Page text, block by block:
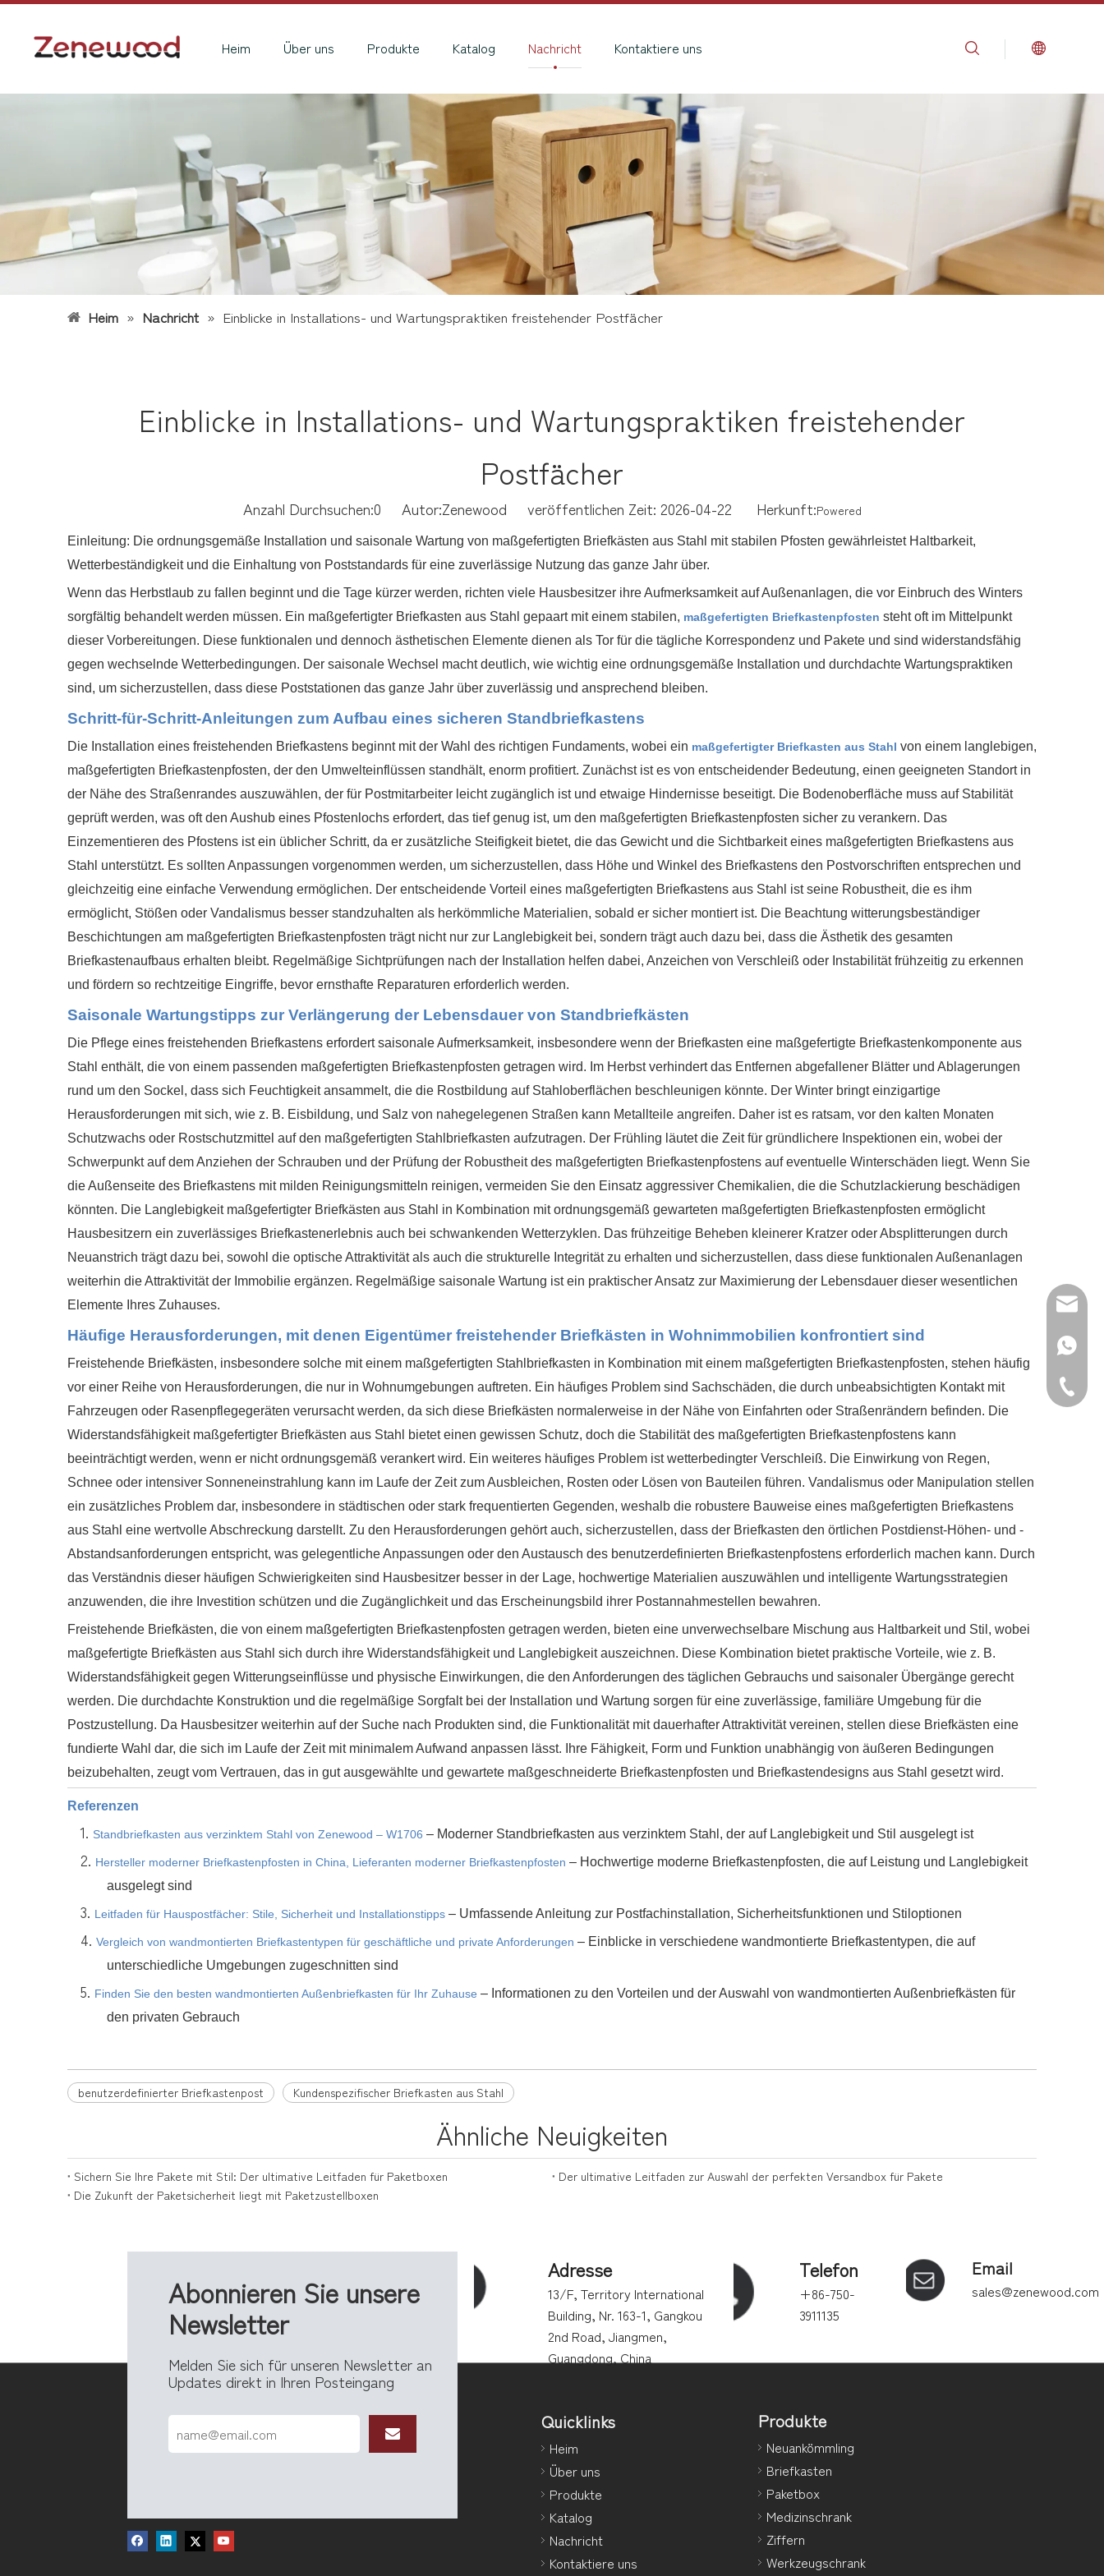
Heim Über uns Produkte Katalog Nachricht Kontaktiere uns
Heim » Nachricht » Einblicke in Installations- und Wartungspraktiken freistehender Postfächer
Einblicke in Installations- und Wartungspraktiken freistehender
Postfächer
Anzahl Durchsuchen:0 Autor:Zenewood veröffentlichen Zeit: 2026-04-22 Herkunft:Powered
Einleitung: Die ordnungsgemäße Installation und saisonale Wartung von maßgefertigten Briefkästen aus Stahl mit stabilen Pfosten gewährleistet Haltbarkeit,
Wetterbeständigkeit und die Einhaltung von Poststandards für eine zuverlässige Nutzung das ganze Jahr über.
Wenn das Herbstlaub zu fallen beginnt und die Tage kürzer werden, richten viele Hausbesitzer ihre Aufmerksamkeit auf Außenanlagen, die vor Einbruch des Winters
sorgfältig behandelt werden müssen. Ein maßgefertigter Briefkasten aus Stahl gepaart mit einem stabilen, maßgefertigten Briefkastenpfosten steht oft im Mittelpunkt
dieser Vorbereitungen. Diese funktionalen und dennoch ästhetischen Elemente dienen als Tor für die tägliche Korrespondenz und Pakete und sind widerstandsfähig
gegen wechselnde Wetterbedingungen. Der saisonale Wechsel macht deutlich, wie wichtig eine ordnungsgemäße Installation und durchdachte Wartungspraktiken
sind, um sicherzustellen, dass diese Poststationen das ganze Jahr über zuverlässig und ansprechend bleiben.
Schritt-für-Schritt-Anleitungen zum Aufbau eines sicheren Standbriefkastens
Die Installation eines freistehenden Briefkastens beginnt mit der Wahl des richtigen Fundaments, wobei ein maßgefertigter Briefkasten aus Stahl von einem langlebigen,
maßgefertigten Briefkastenpfosten, der den Umwelteinflüssen standhält, enorm profitiert. Zunächst ist es von entscheidender Bedeutung, einen geeigneten Standort in
der Nähe des Straßenrandes auszuwählen, der für Postmitarbeiter leicht zugänglich ist und etwaige Hindernisse beseitigt. Die Bodenoberfläche muss auf Stabilität
geprüft werden, was oft den Aushub eines Pfostenlochs erfordert, das tief genug ist, um den maßgefertigten Briefkastenpfosten sicher zu verankern. Das
Einzementieren des Pfostens ist ein üblicher Schritt, da er zusätzliche Steifigkeit bietet, die das Gewicht und die Sichtbarkeit eines maßgefertigten Briefkastens aus
Stahl unterstützt. Es sollten Anpassungen vorgenommen werden, um sicherzustellen, dass Höhe und Winkel des Briefkastens den Postvorschriften entsprechen und
gleichzeitig eine einfache Verwendung ermöglichen. Der entscheidende Vorteil eines maßgefertigten Briefkastens aus Stahl ist seine Robustheit, die es ihm
ermöglicht, Stößen oder Vandalismus besser standzuhalten als herkömmliche Materialien, sobald er sicher montiert ist. Die Beachtung witterungsbeständiger
Beschichtungen am maßgefertigten Briefkastenpfosten trägt nicht nur zur Langlebigkeit bei, sondern trägt auch dazu bei, dass die Ästhetik des gesamten
Briefkastenaufbaus erhalten bleibt. Regelmäßige Sichtprüfungen nach der Installation helfen dabei, Anzeichen von Verschleiß oder Instabilität frühzeitig zu erkennen
und fördern so rechtzeitige Eingriffe, bevor ernsthafte Reparaturen erforderlich werden.
Saisonale Wartungstipps zur Verlängerung der Lebensdauer von Standbriefkästen
Die Pflege eines freistehenden Briefkastens erfordert saisonale Aufmerksamkeit, insbesondere wenn der Briefkasten eine maßgefertigte Briefkastenkomponente aus
Stahl enthält, die von einem passenden maßgefertigten Briefkastenpfosten getragen wird. Im Herbst verhindert das Entfernen abgefallener Blätter und Ablagerungen
rund um den Sockel, dass sich Feuchtigkeit ansammelt, die die Rostbildung auf Stahloberflächen beschleunigen könnte. Der Winter bringt einzigartige
Herausforderungen mit sich, wie z. B. Eisbildung, und Salz von nahegelegenen Straßen kann Metallteile angreifen. Daher ist es ratsam, vor den kalten Monaten
Schutzwachs oder Rostschutzmittel auf den maßgefertigten Stahlbriefkasten aufzutragen. Der Frühling läutet die Zeit für gründlichere Inspektionen ein, wobei der
Schwerpunkt auf dem Anziehen der Schrauben und der Prüfung der Robustheit des maßgefertigten Briefkastenpfostens auf eventuelle Winterschäden liegt. Wenn Sie
die Außenseite des Briefkastens mit milden Reinigungsmitteln reinigen, vermeiden Sie den Einsatz aggressiver Chemikalien, die die Schutzlackierung beschädigen
könnten. Die Langlebigkeit maßgefertigter Briefkästen aus Stahl in Kombination mit ordnungsgemäß gewarteten maßgefertigten Briefkastenpfosten ermöglicht
Hausbesitzern ein zuverlässiges Briefkastenerlebnis auch bei schwankenden Wetterzyklen. Das frühzeitige Beheben kleinerer Kratzer oder Absplitterungen durch
Neuanstrich trägt dazu bei, sowohl die optische Attraktivität als auch die strukturelle Integrität zu erhalten und sicherzustellen, dass diese funktionalen Außenanlagen
weiterhin die Attraktivität der Immobilie ergänzen. Regelmäßige saisonale Wartung ist ein praktischer Ansatz zur Maximierung der Lebensdauer dieser wesentlichen
Elemente Ihres Zuhauses.
Häufige Herausforderungen, mit denen Eigentümer freistehender Briefkästen in Wohnimmobilien konfrontiert sind
Freistehende Briefkästen, insbesondere solche mit einem maßgefertigten Stahlbriefkasten in Kombination mit einem maßgefertigten Briefkastenpfosten, stehen häufig
vor einer Reihe von Herausforderungen, die nur in Wohnumgebungen auftreten. Ein häufiges Problem sind Sachschäden, die durch unbeabsichtigten Kontakt mit
Fahrzeugen oder Rasenpflegegeräten verursacht werden, da sich diese Briefkästen normalerweise in der Nähe von Einfahrten oder Straßenrändern befinden. Die
Widerstandsfähigkeit maßgefertigter Briefkästen aus Stahl bietet einen gewissen Schutz, doch die Stabilität des maßgefertigten Briefkastenpfostens kann
beeinträchtigt werden, wenn er nicht ordnungsgemäß verankert wird. Ein weiteres häufiges Problem ist wetterbedingter Verschleiß. Die Einwirkung von Regen,
Schnee oder intensiver Sonneneinstrahlung kann im Laufe der Zeit zum Ausbleichen, Rosten oder Lösen von Bauteilen führen. Vandalismus oder Manipulation stellen
ein zusätzliches Problem dar, insbesondere in städtischen oder stark frequentierten Gegenden, weshalb die robustere Bauweise eines maßgefertigten Briefkastens
aus Stahl eine wertvolle Abschreckung darstellt. Zu den Herausforderungen gehört auch, sicherzustellen, dass der Briefkasten den örtlichen Postdienst-Höhen- und -
Abstandsanforderungen entspricht, was gelegentliche Anpassungen oder den Austausch des benutzerdefinierten Briefkastenpfostens erforderlich machen kann. Durch
das Verständnis dieser häufigen Schwierigkeiten sind Hausbesitzer besser in der Lage, hochwertige Materialien auszuwählen und intelligente Wartungsstrategien
anzuwenden, die ihre Investition schützen und die Zugänglichkeit und das Erscheinungsbild ihrer Postannahmestellen bewahren.
Freistehende Briefkästen, die von einem maßgefertigten Briefkastenpfosten getragen werden, bieten eine unverwechselbare Mischung aus Haltbarkeit und Stil, wobei
maßgefertigte Briefkästen aus Stahl sich durch ihre Widerstandsfähigkeit und Langlebigkeit auszeichnen. Diese Kombination bietet praktische Vorteile, wie z. B.
Widerstandsfähigkeit gegen Witterungseinflüsse und physische Einwirkungen, die den Anforderungen des täglichen Gebrauchs und saisonaler Übergänge gerecht
werden. Die durchdachte Konstruktion und die regelmäßige Sorgfalt bei der Installation und Wartung sorgen für eine zuverlässige, familiäre Umgebung für die
Postzustellung. Da Hausbesitzer weiterhin auf der Suche nach Produkten sind, die Funktionalität mit dauerhafter Attraktivität vereinen, stellen diese Briefkästen eine
fundierte Wahl dar, die sich im Laufe der Zeit mit minimalem Aufwand anpassen lässt. Ihre Fähigkeit, Form und Funktion unabhängig von äußeren Bedingungen
beizubehalten, zeugt vom Vertrauen, das in gut ausgewählte und gewartete maßgeschneiderte Briefkastenpfosten und Briefkastendesigns aus Stahl gesetzt wird.
Referenzen
1. Standbriefkasten aus verzinktem Stahl von Zenewood – W1706 – Moderner Standbriefkasten aus verzinktem Stahl, der auf Langlebigkeit und Stil ausgelegt ist
2. Hersteller moderner Briefkastenpfosten in China, Lieferanten moderner Briefkastenpfosten – Hochwertige moderne Briefkastenpfosten, die auf Leistung und Langlebigkeit
ausgelegt sind
3. Leitfaden für Hauspostfächer: Stile, Sicherheit und Installationstipps – Umfassende Anleitung zur Postfachinstallation, Sicherheitsfunktionen und Stiloptionen
4. Vergleich von wandmontierten Briefkastentypen für geschäftliche und private Anforderungen – Einblicke in verschiedene wandmontierte Briefkastentypen, die auf
unterschiedliche Umgebungen zugeschnitten sind
5. Finden Sie den besten wandmontierten Außenbriefkasten für Ihr Zuhause – Informationen zu den Vorteilen und der Auswahl von wandmontierten Außenbriefkästen für
den privaten Gebrauch
benutzerdefinierter Briefkastenpost Kundenspezifischer Briefkasten aus Stahl
Ähnliche Neuigkeiten
Sichern Sie Ihre Pakete mit Stil: Der ultimative Leitfaden für Paketboxen
Der ultimative Leitfaden zur Auswahl der perfekten Versandbox für Pakete
Die Zukunft der Paketsicherheit liegt mit Paketzustellboxen
Abonnieren Sie unsere
Newsletter
Melden Sie sich für unseren Newsletter an
Updates direkt in Ihren Posteingang
Adresse
13/F, Territory International
Building, Nr. 163-1, Gangkou
2nd Road, Jiangmen,
Guangdong, China
Quicklinks
Heim
Über uns
Produkte
Katalog
Nachricht
Kontaktiere uns
Telefon
+86-750-
3911135
Produkte
Neuankömmling
Briefkasten
Paketbox
Medizinschrank
Ziffern
Werkzeugschrank
Email
sales@zenewood.com
E-Mail:
Tel.: